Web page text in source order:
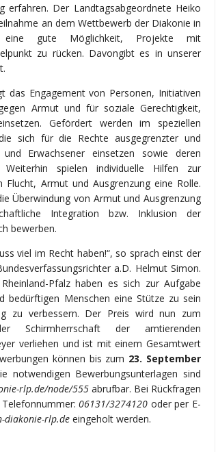
erfahren. Der Landtagsabgeordnete Heiko
an dem Wettbewerb der Diakonie in
eine gute Möglichkeit, Projekte mit
zu rücken. Davongibt es in unserer
das Engagement von Personen, Initiativen
Armut und für soziale Gerechtigkeit,
Gefördert werden im speziellen
sich für die Rechte ausgegrenzter und
und Erwachsenereinsetzen sowie deren
Weiterhin spielen individuelle Hilfen zur
Flucht, Armut und Ausgrenzung eine Rolle.
Überwindung von Armut und Ausgrenzung
Integration bzw. Inklusion der
bewerben.
viel im Recht haben!“, so sprach einst der
a.D. Helmut Simon.
Pfalz haben es sich zur Aufgabe
bedürftigen Menschen eine Stütze zu sein
zu verbessern. Der Preis wird nun zum
Schirmherrschaft der amtierenden
verliehen und ist mit einem Gesamtwert
können bis zum 23. September
notwendigen Bewerbungsunterlagen sind
rlp.de/node/555 abrufbar. Bei Rückfragen
Telefonnummer:06131/3274120 oder per E-
diakonie-rlp.de eingeholt werden.